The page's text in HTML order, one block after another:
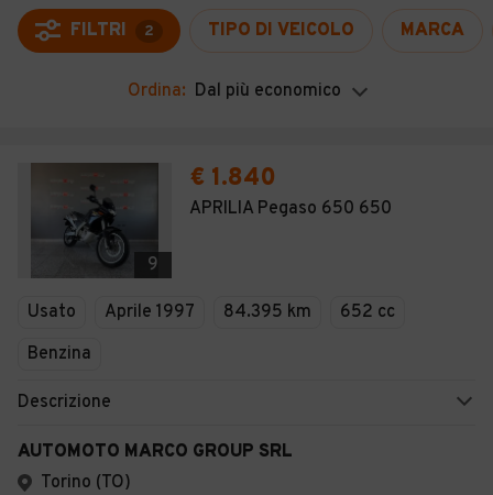
Auto Km 0
Auto Nuove
Noleggio a lungo termine
Moto
Camper
Veicoli Commerciali
ACCEDI
FILTRI 2 TIPO DI VEICOLO MARCA
Ordina: Dal più economico
9
€ 1.840
APRILIA Pegaso 650 650
Usato Aprile 1997 84.395 km
652 cc
Benzina
Descrizione
AUTOMOTO MARCO GROUP SRL
Torino (TO)